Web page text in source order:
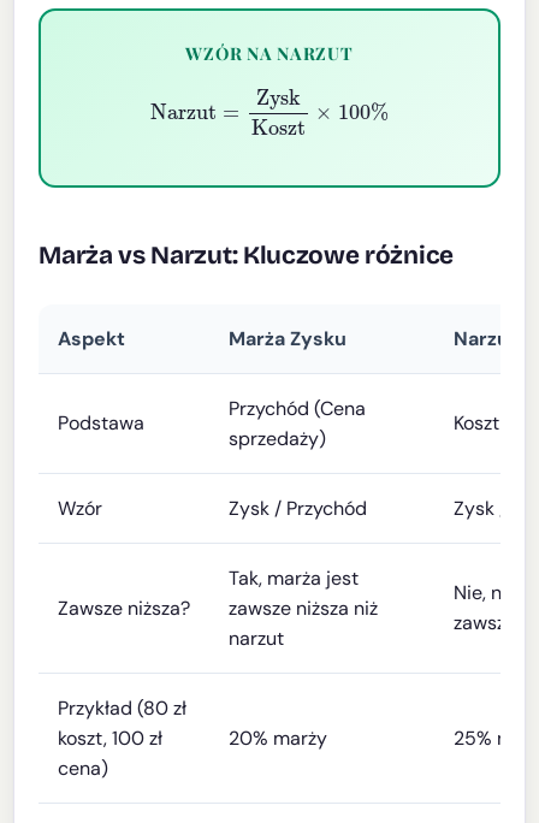
WZÓR NA NARZUT
ZyskKoszt
Marża vs Narzut: Kluczowe różnice
Aspekt Marża Zysku Narzut
Podstawa
Przychód (Cena
sprzedaży)
Koszt
Wzór Zysk / Przychód Zysk /
Zawsze niższa?
Tak, marża jest
zawsze niższa niż
narzut
Nie,
zawsze
Przykład (80 zł
koszt, 100 zł
cena)
20% marży 25%